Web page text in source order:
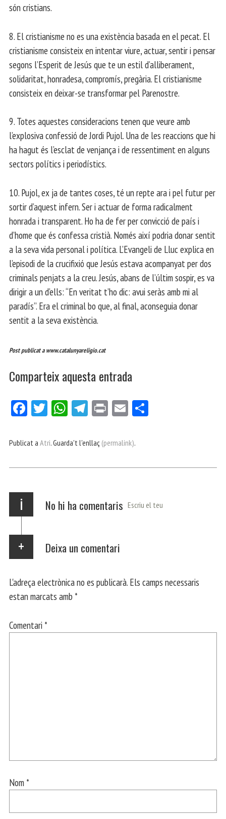
són cristians.
8. El cristianisme no es una existència basada en el pecat. El
cristianisme consisteix en intentar viure, actuar, sentir i pensar
segons l’Esperit de Jesús que te un estil d’alliberament,
solidaritat, honradesa, compromís, pregària. El cristianisme
consisteix en deixar-se transformar pel Parenostre.
9. Totes aquestes consideracions tenen que veure amb
l’explosiva confessió de Jordi Pujol. Una de les reaccions que hi
ha hagut és l’esclat de venjança i de ressentiment en alguns
sectors polítics i periodístics.
10. Pujol, ex ja de tantes coses, té un repte ara i pel futur per
sortir d’aquest infern. Ser i actuar de forma radicalment
honrada i transparent. Ho ha de fer per convicció de país i
d’home que és confessa cristià. Només així podria donar sentit
a la seva vida personal i política. L’Evangeli de Lluc explica en
l’episodi de la crucifixió que Jesús estava acompanyat per dos
criminals penjats a la creu. Jesús, abans de l’últim sospir, es va
dirigir a un d’ells: “En veritat t’ho dic: avui seràs amb mi al
paradís”. Era el criminal bo que, al final, aconseguia donar
sentit a la seva existència.
Post publicat a www.catalunyareligio.cat
Comparteix aquesta entrada
Fa
bo
Tw
er
W
ts
p
Te
gr
m
Pri E
ail
ei
Publicat a Atri. Guarda't l'enllaç (permalink).
i No hi ha comentaris Escriu el teu
Deixa un comentari
L'adreça electrònica no es publicarà. Els camps necessaris
estan marcats amb *
Comentari *
Nom *